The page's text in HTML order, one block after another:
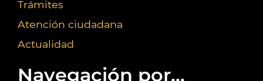
Trámites
Atención ciudadana
Actualidad
Navegación por...